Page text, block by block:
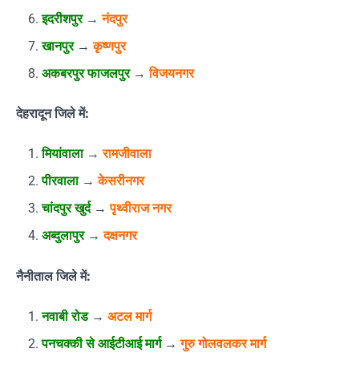
इदरीशपुर →नंदपुर
खानपुर→कृष्णपुर
अकबरपुर फाजलपुर → विजयनगर
देहरादून जिले में:
मियांवाला→रामजीवाला
पीरवाला →केसरीनगर
चांदपुर खुर्द → पृथ्वीराज नगर
अब्दुलापुर→ दक्षनगर
नैनीताल जिले में:
नवाबी रोड→ अटल मार्ग
पनचक्की से आईटीआई मार्ग→गुरु गोलवलकर मार्ग